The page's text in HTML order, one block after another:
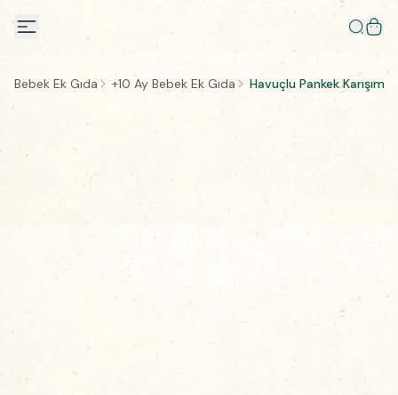
Bebek Ek Gıda +10 Ay Bebek Ek Gıda Havuçlu Pankek